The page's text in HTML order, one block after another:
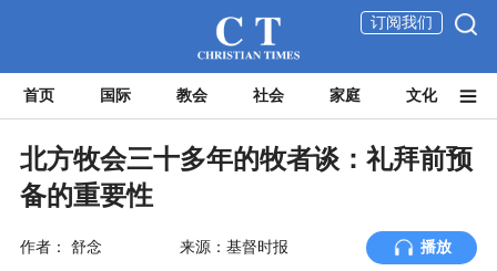
订阅我们
首页 国际 教会 社会 家庭 文化
北方牧会三十多年的牧者谈：礼拜前预
备的重要性
作者： 舒念 来源：基督时报 播放